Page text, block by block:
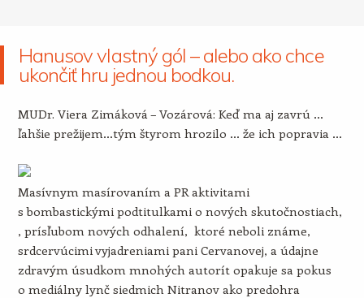
Hanusov vlastný gól – alebo ako chce
ukončiť hru jednou bodkou.
MUDr. Viera Zimáková – Vozárová: Keď ma aj zavrú …
ľahšie prežijem…tým štyrom hrozilo … že ich popravia …
Masívnym masírovaním a PR aktivitami
s bombastickými podtitulkami o nových skutočnostiach,
, prísľubom nových odhalení, ktoré neboli známe,
srdcervúcimi vyjadreniami pani Cervanovej, a údajne
zdravým úsudkom mnohých autorít opakuje sa pokus
o mediálny lynč siedmich Nitranov ako predohra